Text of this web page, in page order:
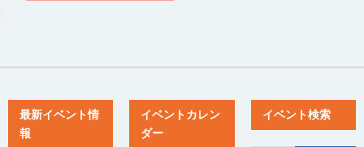
最新イベント情
報
イベントカレン
ダー
イベント検索